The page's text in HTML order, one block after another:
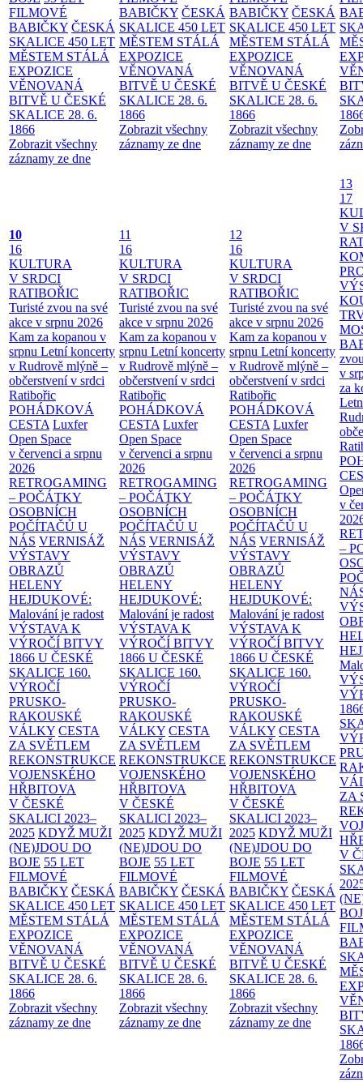
FILMOVÉ
BABIČKY ČESKÁ
SKALICE 450 LET
MĚSTEM STÁLÁ
EXPOZICE
VĚNOVANÁ
BITVĚ U ČESKÉ
SKALICE 28. 6.
1866
Zobrazit všechny
záznamy ze dne
BABIČKY ČESKÁ
SKALICE 450 LET
MĚSTEM STÁLÁ
EXPOZICE
VĚNOVANÁ
BITVĚ U ČESKÉ
SKALICE 28. 6.
1866
Zobrazit všechny
záznamy ze dne
BABIČKY ČESKÁ
SKALICE 450 LET
MĚSTEM STÁLÁ
EXPOZICE
VĚNOVANÁ
BITVĚ U ČESKÉ
SKALICE 28. 6.
1866
Zobrazit všechny
záznamy ze dne
10
16
KULTURA
V SRDCI
RATIBOŘIC
Turisté zvou na své
akce v srpnu 2026
Kam za kopanou v
srpnu Letní koncerty
v Rudrově mlýně –
občerstvení v srdci
Ratibořic
POHÁDKOVÁ
CESTA Luxfer
Open Space
v červenci a srpnu
2026
RETROGAMING
– POČÁTKY
OSOBNÍCH
POČÍTAČŮ U
NÁS VERNISÁŽ
VÝSTAVY
OBRAZŮ
HELENY
HEJDUKOVÉ:
Malování je radost
VÝSTAVA K
VÝROČÍ BITVY
1866 U ČESKÉ
SKALICE 160.
VÝROČÍ
PRUSKO-
RAKOUSKÉ
VÁLKY CESTA
ZA SVĚTLEM
REKONSTRUKCE
VOJENSKÉHO
HŘBITOVA
V ČESKÉ
SKALICI 2023–
2025 KDYŽ MUŽI
(NE)JDOU DO
BOJE 55 LET
FILMOVÉ
BABIČKY ČESKÁ
SKALICE 450 LET
MĚSTEM STÁLÁ
EXPOZICE
VĚNOVANÁ
BITVĚ U ČESKÉ
SKALICE 28. 6.
1866
Zobrazit všechny
záznamy ze dne
11
16
KULTURA
V SRDCI
RATIBOŘIC
Turisté zvou na své
akce v srpnu 2026
Kam za kopanou v
srpnu Letní koncerty
v Rudrově mlýně –
občerstvení v srdci
Ratibořic
POHÁDKOVÁ
CESTA Luxfer
Open Space
v červenci a srpnu
2026
RETROGAMING
– POČÁTKY
OSOBNÍCH
POČÍTAČŮ U
NÁS VERNISÁŽ
VÝSTAVY
OBRAZŮ
HELENY
HEJDUKOVÉ:
Malování je radost
VÝSTAVA K
VÝROČÍ BITVY
1866 U ČESKÉ
SKALICE 160.
VÝROČÍ
PRUSKO-
RAKOUSKÉ
VÁLKY CESTA
ZA SVĚTLEM
REKONSTRUKCE
VOJENSKÉHO
HŘBITOVA
V ČESKÉ
SKALICI 2023–
2025 KDYŽ MUŽI
(NE)JDOU DO
BOJE 55 LET
FILMOVÉ
BABIČKY ČESKÁ
SKALICE 450 LET
MĚSTEM STÁLÁ
EXPOZICE
VĚNOVANÁ
BITVĚ U ČESKÉ
SKALICE 28. 6.
1866
Zobrazit všechny
záznamy ze dne
12
16
KULTURA
V SRDCI
RATIBOŘIC
Turisté zvou na své
akce v srpnu 2026
Kam za kopanou v
srpnu Letní koncerty
v Rudrově mlýně –
občerstvení v srdci
Ratibořic
POHÁDKOVÁ
CESTA Luxfer
Open Space
v červenci a srpnu
2026
RETROGAMING
– POČÁTKY
OSOBNÍCH
POČÍTAČŮ U
NÁS VERNISÁŽ
VÝSTAVY
OBRAZŮ
HELENY
HEJDUKOVÉ:
Malování je radost
VÝSTAVA K
VÝROČÍ BITVY
1866 U ČESKÉ
SKALICE 160.
VÝROČÍ
PRUSKO-
RAKOUSKÉ
VÁLKY CESTA
ZA SVĚTLEM
REKONSTRUKCE
VOJENSKÉHO
HŘBITOVA
V ČESKÉ
SKALICI 2023–
2025 KDYŽ MUŽI
(NE)JDOU DO
BOJE 55 LET
FILMOVÉ
BABIČKY ČESKÁ
SKALICE 450 LET
MĚSTEM STÁLÁ
EXPOZICE
VĚNOVANÁ
BITVĚ U ČESKÉ
SKALICE 28. 6.
1866
Zobrazit všechny
záznamy ze dne
13
17
V
v
za
v
–
ZA
V